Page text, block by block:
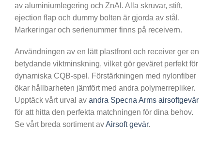
av aluminiumlegering och ZnAl. Alla skruvar, stift,
ejection flap och dummy bolten är gjorda av stål.
Markeringar och serienummer finns på receivern.
Användningen av en lätt plastfront och receiver ger en
betydande viktminskning, vilket gör geväret perfekt för
dynamiska CQB-spel. Förstärkningen med nylonfiber
ökar hållbarheten jämfört med andra polymerrepliker.
Upptäck vårt urval av andra Specna Arms airsoftgevär
för att hitta den perfekta matchningen för dina behov.
Se vårt breda sortiment avAirsoft gevär.